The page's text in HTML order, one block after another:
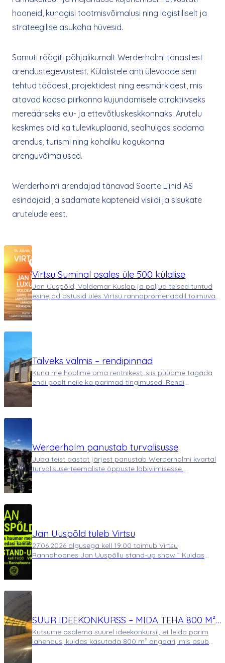
hooneid, kunagisi tootmisvõimalusi ning logistiliselt ja
strateegilise asukoha hüvesid.
Samuti räägiti põhjalikumalt Werderholmi tänastest
arendustegevustest. Külalistele anti ülevaade seni
tehtud töödest, projektidest ning eesmärkidest, mis
aitavad kaasa piirkonna kujundamisele atraktiivseks
mereäärseks elu- ja ettevõtluskeskkonnaks. Arutelu
keskmes olid ka tulevikuplaanid, sealhulgas sadama
arendus, turismi ning kohaliku kogukonna
arenguvõimalused.
Werderholmi arendajad tänavad Saarte Liinid AS
esindajaid ja sadamate kapteneid visiidi ja sisukate
arutelude eest.
Virtsu Suminal osales üle 500 külalise
Jan Uuspõld, Voldemar Kuslap ja paljud teised tuntud
esinejad astusid üles Virtsu rannapromenaadil toimuval
Talveks valmis – rendipinnad
Kuna me hoolime oma rentnikest, siis püüame tagada
endi poolt neile ka parimad tingimused. Rendi
Werderholm panustab turvalisusse
Juba teist aastat järjest panustab Werderholmi kvartal
turvalisuse-teemaliste õppuste läbiviimisesse.
Jan Uuspõld tuleb Virtsu
27.06.2026 algusega kell 19:00 toimub Virtsu
Rannahoones Jan Uuspõllu stand-up show ” Kuidas
SUUR IDEEKONKURSS – MIDA TEHA 800 M²
ANGAARIGA OTSE MERE KALDAL?
Kutsume osalema suurel ideekonkursil, et leida parim
lahendus, kuidas kasutada 800 m² angaari, mis asub